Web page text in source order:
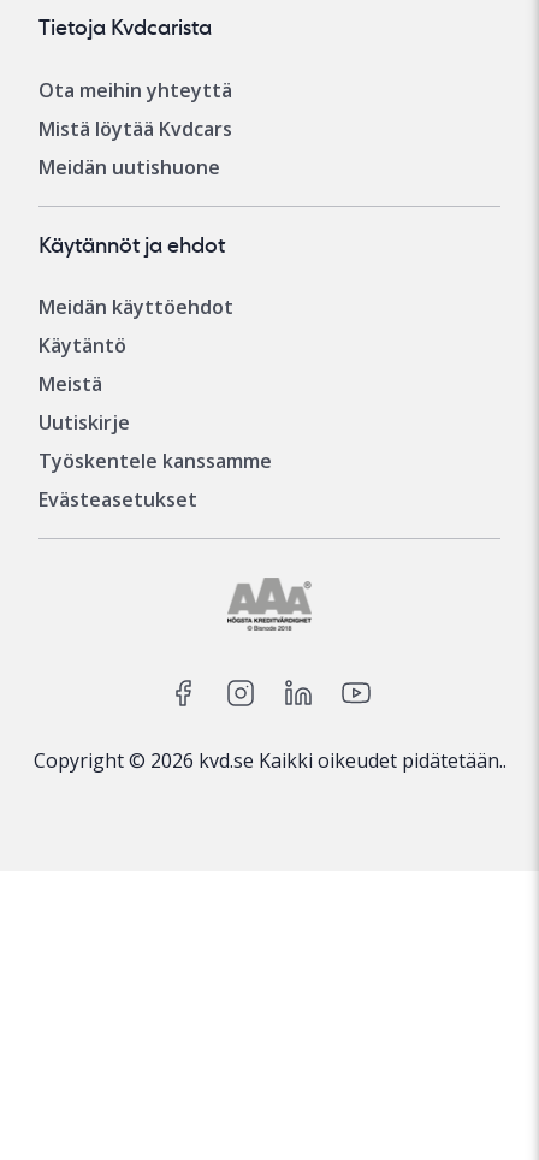
Tietoja Kvdcarista
Ota meihin yhteyttä
Mistä löytää Kvdcars
Meidän uutishuone
Käytännöt ja ehdot
Meidän käyttöehdot
Käytäntö
Meistä
Uutiskirje
Työskentele kanssamme
Evästeasetukset
Copyright © 2026 kvd.se Kaikki oikeudet pidätetään..